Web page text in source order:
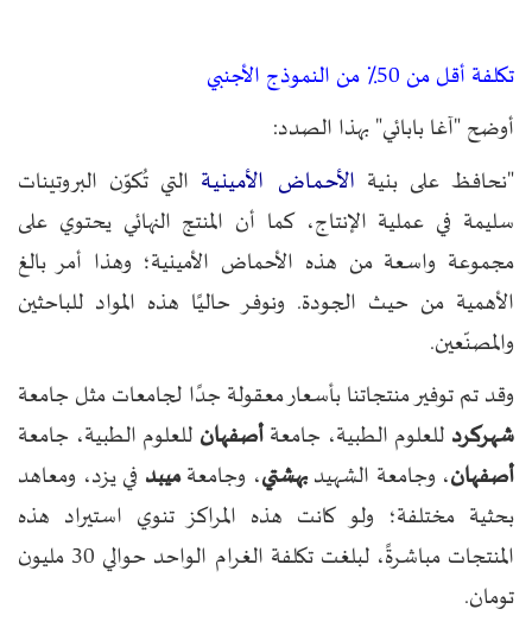
تكلفة أقل من 50٪ من النموذج الأجنبي
أوضح "آغا بابائي" بهذا الصدد:
"نحافظ على بنية الأحماض الأمينية التي تُكوّن البروتينات
سليمة في عملية الإنتاج، كما أن المنتج النهائي يحتوي على
مجموعة واسعة من هذه الأحماض الأمينية؛ وهذا أمر بالغ
الأهمية من حيث الجودة. ونوفر حاليًا هذه المواد للباحثين
والمصنّعين.
وقد تم توفير منتجاتنا بأسعار معقولة جدًا لجامعات مثل جامعة
شهركرد للعلوم الطبية، جامعةأصفهان للعلوم الطبية، جامعة
أصفهان، وجامعة الشهيدبهشتي، وجامعةميبد في يزد، ومعاهد
بحثية مختلفة؛ ولو كانت هذه المراكز تنوي استيراد هذه
المنتجات مباشرةً، لبلغت تكلفة الغرام الواحد حوالي 30 مليون
تومان.